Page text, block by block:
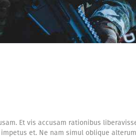
Et vis accusam rationibus
et. Ne nam simul oblique